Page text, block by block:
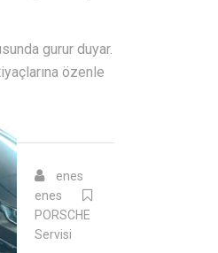
gurur duyar.
özenle
enes
enes
PORSCHE
Servisi